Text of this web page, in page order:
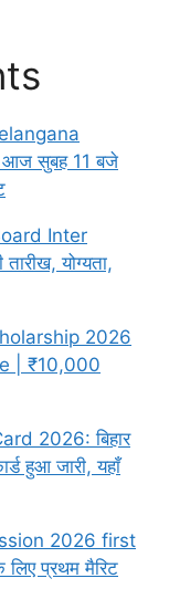
सुबह 11 बजे
Inter
योग्यता,
2026
| ₹10,000
2026: बिहार
हुआ जारी, यहाँ
2026 first
लिए प्रथम मैरिट